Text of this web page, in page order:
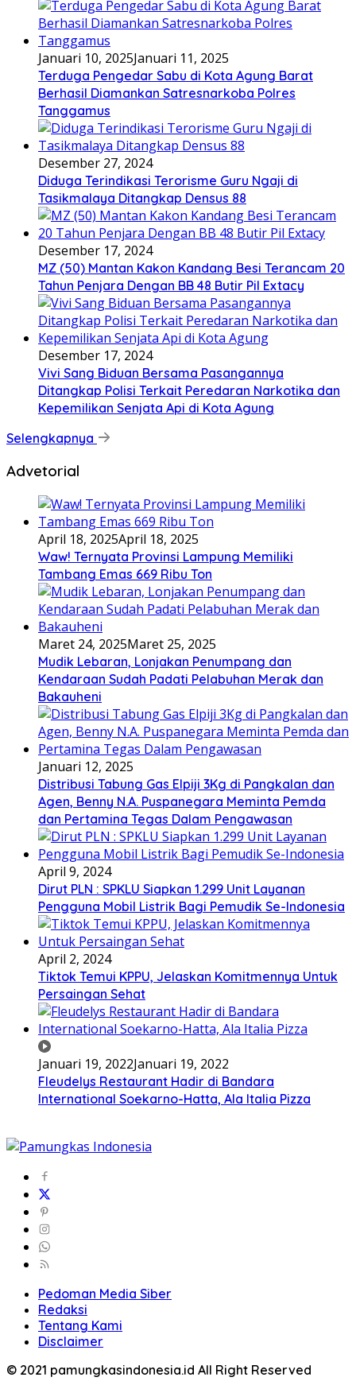
Januari 10, 2025Januari 11, 2025
Terduga Pengedar Sabu di Kota Agung Barat
Berhasil Diamankan Satresnarkoba Polres
Tanggamus
Desember 27, 2024
Diduga Terindikasi Terorisme Guru Ngaji di
Tasikmalaya Ditangkap Densus 88
Desember 17, 2024
MZ (50) Mantan Kakon Kandang Besi Terancam 20
Tahun Penjara Dengan BB 48 Butir Pil Extacy
Desember 17, 2024
Vivi Sang Biduan Bersama Pasangannya
Ditangkap Polisi Terkait Peredaran Narkotika dan
Kepemilikan Senjata Api di Kota Agung
Selengkapnya
Advetorial
April 18, 2025April 18, 2025
Waw! Ternyata Provinsi Lampung Memiliki
Tambang Emas 669 Ribu Ton
Maret 24, 2025Maret 25, 2025
Mudik Lebaran, Lonjakan Penumpang dan
Kendaraan Sudah Padati Pelabuhan Merak dan
Bakauheni
Januari 12, 2025
Distribusi Tabung Gas Elpiji 3Kg di Pangkalan dan
Agen, Benny N.A. Puspanegara Meminta Pemda
dan Pertamina Tegas Dalam Pengawasan
April 9, 2024
Dirut PLN : SPKLU Siapkan 1.299 Unit Layanan
Pengguna Mobil Listrik Bagi Pemudik Se-Indonesia
April 2, 2024
Tiktok Temui KPPU, Jelaskan Komitmennya Untuk
Persaingan Sehat
Januari 19, 2022Januari 19, 2022
Fleudelys Restaurant Hadir di Bandara
International Soekarno-Hatta, Ala Italia Pizza
Pedoman Media Siber
Redaksi
Tentang Kami
Disclaimer
© 2021 pamungkasindonesia.id All Right Reserved